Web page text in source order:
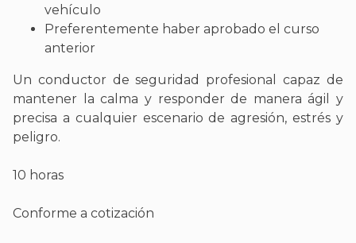
vehículo
Preferentemente haber aprobado el curso
anterior
Un conductor de seguridad profesional capaz de
mantener la calma y responder de manera ágil y
precisa a cualquier escenario de agresión, estrés y
peligro.
10 horas
Conforme a cotización